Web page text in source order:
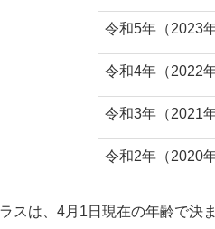
令和5年（2023
令和4年（2022
令和3年（2021
令和2年（2020
ラスは、4月1日現在の年齢で決